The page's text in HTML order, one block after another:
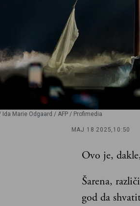
Ida Marie Odgaard / AFP / Profimedia
MAJ 18 2025, 10:50
Ovo je,
Šarena,
god da